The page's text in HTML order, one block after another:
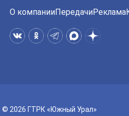
О компанииПередачиРеклама
© 2026 ГТРК «Южный Урал»